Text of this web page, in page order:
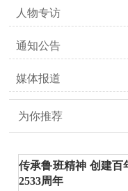
人物专访
通知公告
媒体报道
为你推荐
传承鲁班精神 创建
2533周年